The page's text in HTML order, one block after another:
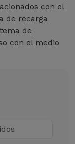
con el
de recarga
de
con el medio